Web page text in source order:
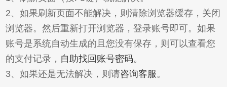
2、如果刷新页面不能解决，则清除浏览器缓存，关闭
浏览器。然后重新打开浏览器，登录账号即可。如果
账号是系统自动生成的且您没有保存，则可以查看您
的支付记录， 自助找回账号密码。
3、如果还是无法解决，则请咨询客服 。